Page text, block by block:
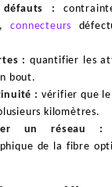
défauts :
connecteurs
: quantifier les
bout.
: vérifier que
kilomètres.
un réseau :
de la fibre